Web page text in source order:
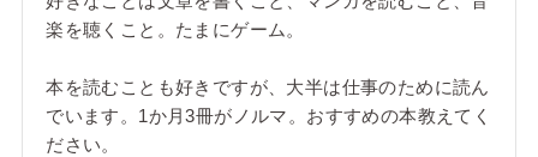
楽を聴くこと。たまにゲーム。
本を読むことも好きですが、大半は仕事のために読ん
でいます。1か月3冊がノルマ。おすすめの本教えてく
ださい。